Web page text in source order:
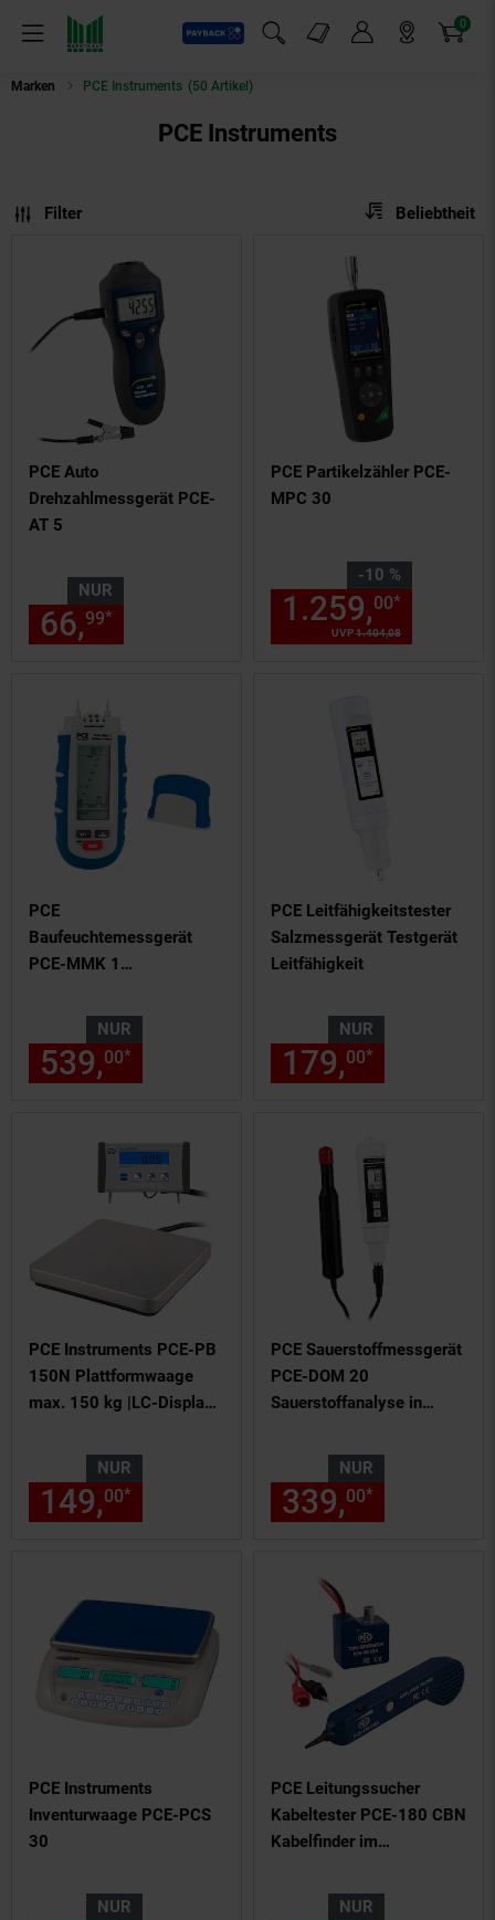
Menü
Payback
Suchfeld einblenden
Markt-Angebote 0
Artikel
Marken PCE Instruments (50 Artikel)
PCE Instruments
Filter Sortierung:
Beliebtheit
PCE Auto
Drehzahlmessgerät PCE-
AT 5
NUR
66,99* € Sternchen
PCE Partikelzähler PCE-
MPC 30
-10 %
Sie Sparen 10 Prozent,
UVP1.404,08
1.259,00*
PCE
Baufeuchtemessgerät
PCE-MMK 1
NUR
539,00* € Sternchen
PCE Leitfähigkeitstester
Salzmessgerät Testgerät
Leitfähigkeit
NUR
179,00*
PCE Instruments PCE-PB
150N Plattformwaage
max. 150 kg |LC-Display
Funktion |Füllstands
Control
NUR
149,00* € Sternchen
PCE Sauerstoffmessgerät
PCE-DOM 20
Sauerstoffanalyse in
NUR
339,00*
PCE Instruments
Inventurwaage PCE-PCS
30
NUR
PCE Leitungssucher
Kabeltester PCE-180 CBN
Kabelfinder im
NUR